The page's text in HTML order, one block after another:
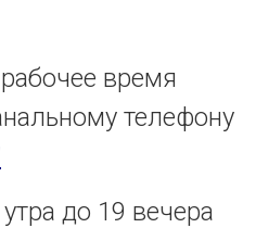
время
телефону
до 19 вечера